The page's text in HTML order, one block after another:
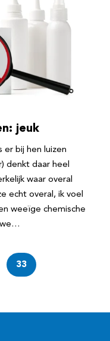
jeuk
er bij hen luizen
denkt daar heel
waar overal
echt overal, ik voel
weeïge chemische
we…
33